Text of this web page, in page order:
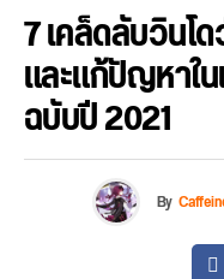
7 เคล็ดลับวินโ
และแก้ปัญหาใ
ฉบับปี 2021
By